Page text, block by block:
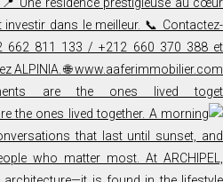
are the ones lived toget